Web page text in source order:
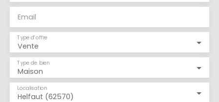
Email
Vente
Type d'offre
Maison
Type de bien
Helfaut (62570)
Localisation